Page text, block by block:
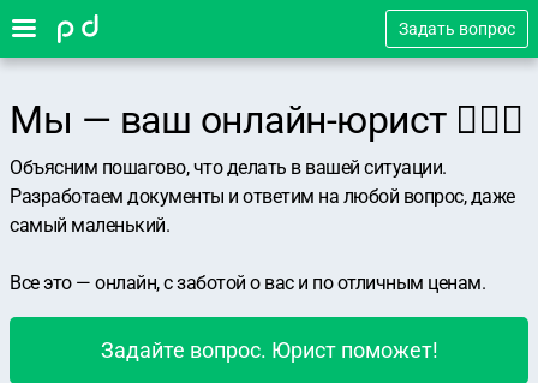
Задать вопрос
Мы — ваш онлайн-юрист 👨🏻‍⚖️
Объясним пошагово, что делать в вашей ситуации.
Разработаем документы и ответим на любой вопрос, даже
самый маленький.
Все это — онлайн, с заботой о вас и по отличным ценам.
Задайте вопрос. Юрист поможет!